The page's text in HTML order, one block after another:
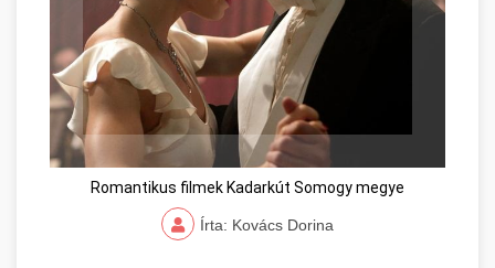
Romantikus filmek Kadarkút Somogy megye
Írta: Kovács Dorina